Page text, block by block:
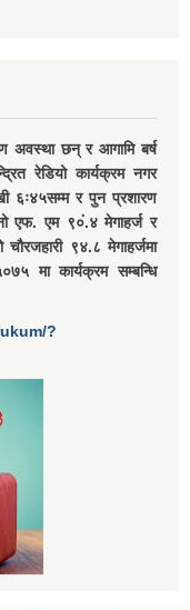
अवस्था छन् र आगामि बर्ष
रेडियो कार्यक्रम नगर
६ः४५सम्म र पुन प्रशारण
एफ. एम ९०ं.४ मेगाहर्ज र
९४.८ मेगाहर्जमा
मा कार्यक्रम सम्बन्धि
?